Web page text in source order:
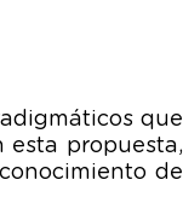
que
esta propuesta,
de